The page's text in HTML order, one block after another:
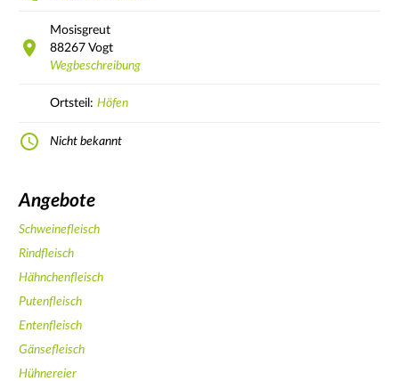
Mosisgreut
88267 Vogt
Wegbeschreibung
Ortsteil: Höfen
Nicht bekannt
Angebote
Schweinefleisch
Rindfleisch
Hähnchenfleisch
Putenfleisch
Entenfleisch
Gänsefleisch
Hühnereier